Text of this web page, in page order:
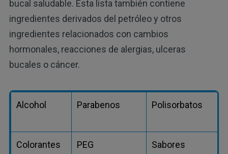
bucal saludable. Esta lista también contiene
ingredientes derivados del petróleo y otros
ingredientes relacionados con cambios
hormonales, reacciones de alergias, ulceras
bucales o cáncer.
Alcohol Parabenos Polisorbatos
Colorantes
PEG
Sabores